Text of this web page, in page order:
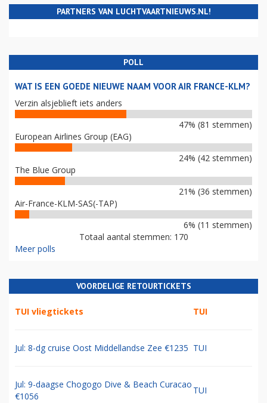
PARTNERS VAN LUCHTVAARTNIEUWS.NL!
POLL
WAT IS EEN GOEDE NIEUWE NAAM VOOR AIR FRANCE-KLM?
Verzin alsjeblieft iets anders
47% (81 stemmen)
European Airlines Group (EAG)
24% (42 stemmen)
The Blue Group
21% (36 stemmen)
Air-France-KLM-SAS(-TAP)
6% (11 stemmen)
Totaal aantal stemmen: 170
Meer polls
VOORDELIGE RETOURTICKETS
TUI vliegtickets TUI
Jul: 8-dg cruise Oost Middellandse Zee €1235 TUI
Jul: 9-daagse Chogogo Dive & Beach Curacao
€1056
TUI